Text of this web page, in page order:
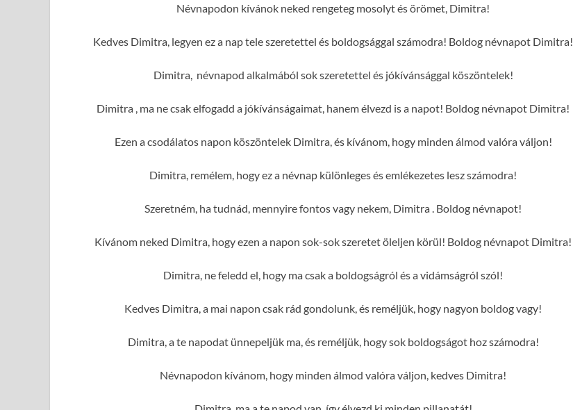
Névnapodon kívánok neked rengeteg mosolyt és örömet, Dimitra!
Kedves Dimitra, legyen ez a nap tele szeretettel és boldogsággal számodra! Boldog névnapot Dimitra!
Dimitra, névnapod alkalmából sok szeretettel és jókívánsággal köszöntelek!
Dimitra , ma ne csak elfogadd a jókívánságaimat, hanem élvezd is a napot! Boldog névnapot Dimitra!
Ezen a csodálatos napon köszöntelek Dimitra, és kívánom, hogy minden álmod valóra váljon!
Dimitra, remélem, hogy ez a névnap különleges és emlékezetes lesz számodra!
Szeretném, ha tudnád, mennyire fontos vagy nekem, Dimitra . Boldog névnapot!
Kívánom neked Dimitra, hogy ezen a napon sok-sok szeretet öleljen körül! Boldog névnapot Dimitra!
Dimitra, ne feledd el, hogy ma csak a boldogságról és a vidámságról szól!
Kedves Dimitra, a mai napon csak rád gondolunk, és reméljük, hogy nagyon boldog vagy!
Dimitra, a te napodat ünnepeljük ma, és reméljük, hogy sok boldogságot hoz számodra!
Névnapodon kívánom, hogy minden álmod valóra váljon, kedves Dimitra!